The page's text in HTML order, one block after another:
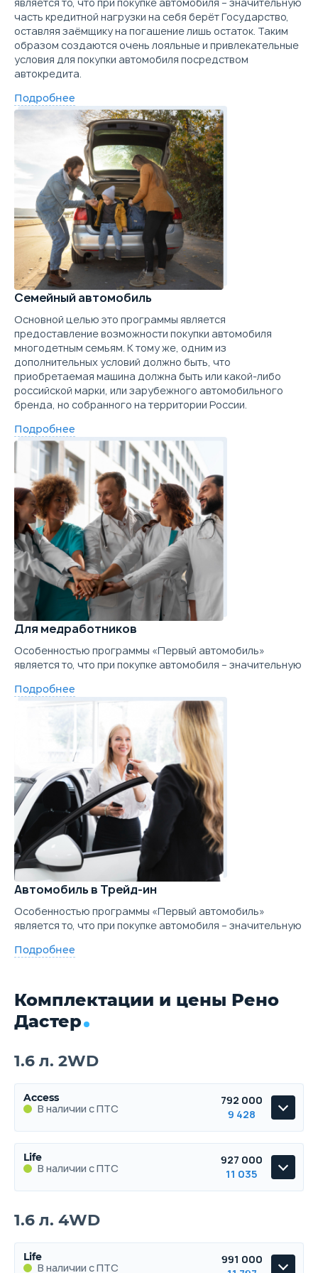
Trade-in
Купить в кредит
Trade-in
Цена от
1 172 000
Цена в кредит
13 952
Trade-in
Забронировать
Подробнее о комплектации
Параметры
Скидка в кредит
Скидка в Трейд-ин
1 182 000
Цена в кредит
14 071
Купить в кредит
Trade-in
Забронировать
часть кредитной нагрузки на себя берёт Государство,
оставляя заёмщику на погашение лишь остаток. Таким
образом создаются очень лояльные и привлекательные
условия для покупки автомобиля посредством
автокредита.
Подробнее
Семейный автомобиль
Основной целью это программы является
предоставление возможности покупки автомобиля
многодетным семьям. К тому же, одним из
дополнительных условий должно быть, что
приобретаемая машина должна быть или какой-либо
российской марки, или зарубежного автомобильного
бренда, но собранного на территории России.
Подробнее
Для медработников
Особенностью программы «Первый автомобиль»
является то, что при покупке автомобиля – значительную
Подробнее
Автомобиль в Трейд-ин
Особенностью программы «Первый автомобиль»
является то, что при покупке автомобиля – значительную
Подробнее
Комплектации и цены Рено
Дастер
1.6 л. 2WD
Access
В наличии с ПТС
792 000
9 428
Access
В наличии с ПТС
Life
В наличии с ПТС
927 000
11 035
Life
В наличии с ПТС
1.6 л. 4WD
Life
В наличии с ПТС
991 000